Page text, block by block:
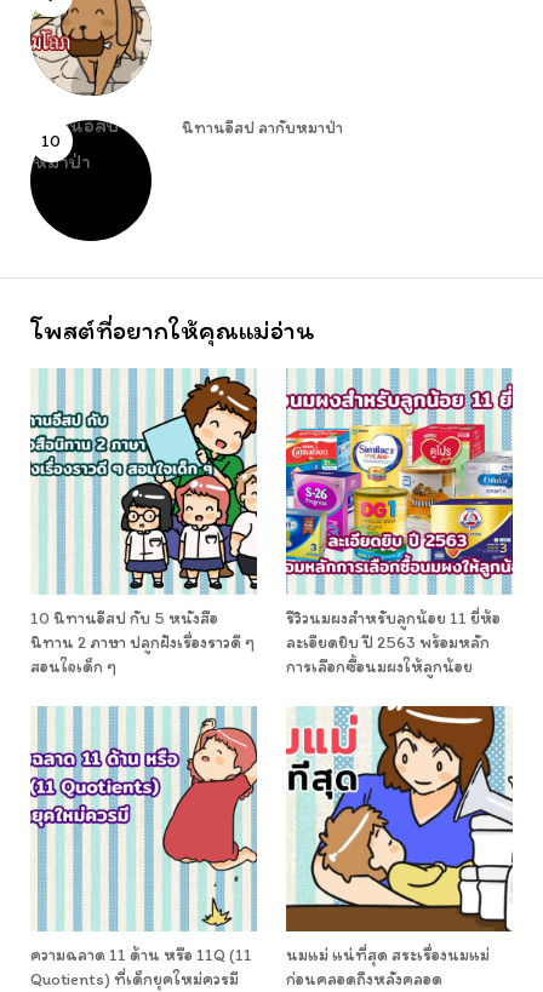
10
นิทานอีสป ลากับหมาป่า
โพสต์ที่อยากให้คุณแม่อ่าน
10 นิทานอีสป กับ 5 หนังสือ
นิทาน 2 ภาษา ปลูกฝังเรื่องราวดี ๆ
สอนใจเด็ก ๆ
รีวิวนมผงสำหรับลูกน้อย 11 ยี่ห้อ
ละเอียดยิบ ปี 2563 พร้อมหลัก
การเลือกซื้อนมผงให้ลูกน้อย
ความฉลาด 11 ด้าน หรือ 11Q (11
Quotients) ที่เด็กยุคใหม่ควรมี
นมแม่ แน่ที่สุด สระเรื่องนมแม่
ก่อนคลอดถึงหลังคลอด